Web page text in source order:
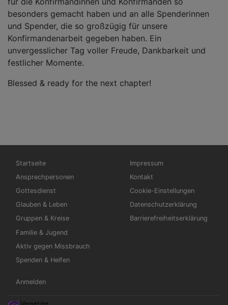
besonders gemacht haben und an alle Spenderinnen
und Spender, die so großzügig für unsere
Konfirmandenarbeit gegeben haben. Ein
unvergesslicher Tag voller Freude, Dankbarkeit und
festlicher Momente.
Blessed & ready for the next chapter!
Hauptnavigation
Startseite
Ansprechpersonen
Gottesdienst
Glauben & Leben
Gruppen & Kreise
Familie & Jugend
Aktiv gegen Missbrauch
Spenden & Helfen
Fußbereichsmenü
Impressum
Kontakt
Cookie-Einstellungen
Datenschutzerklärung
Barrierefreiheitserklärung
Benutzermenü
Anmelden